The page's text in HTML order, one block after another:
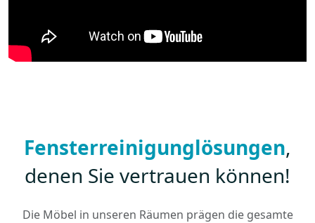
Fensterreinigunglösungen,
denen Sie vertrauen können!
Die Möbel in unseren Räumen prägen die gesamte